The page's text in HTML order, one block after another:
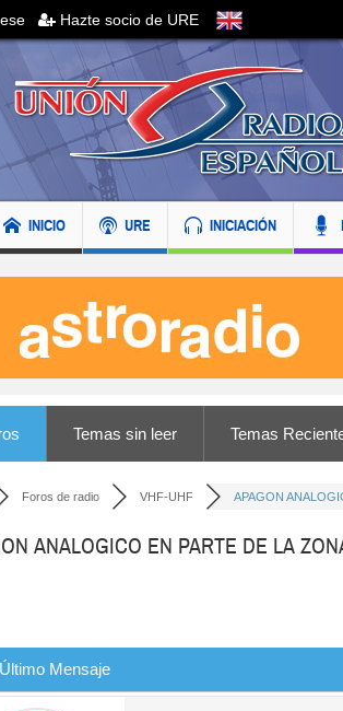
Hazte socio de URE
INICIO URE INICIACIÓN
Temas sin leer Temas
Foros de radio VHF-UHF APAGON
ANALOGICO EN PARTE DE LA
Último Mensaje